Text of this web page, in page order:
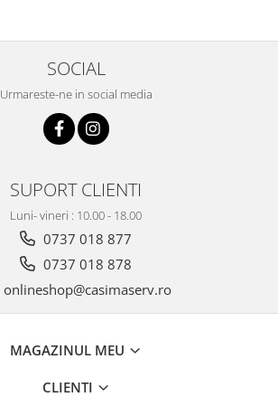
SOCIAL
Urmareste-ne in social media
SUPORT CLIENTI
Luni- vineri : 10.00 - 18.00
0737 018 877
0737 018 878
onlineshop@casimaserv.ro
MAGAZINUL MEU
CLIENTI